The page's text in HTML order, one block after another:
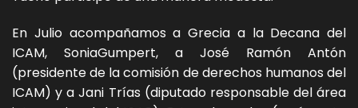
En Julio acompañamos a Grecia a la Decana del
ICAM, SoniaGumpert, a José Ramón Antón
(presidente de la comisión de derechos humanos del
ICAM) y a Jani Trías (diputado responsable del área